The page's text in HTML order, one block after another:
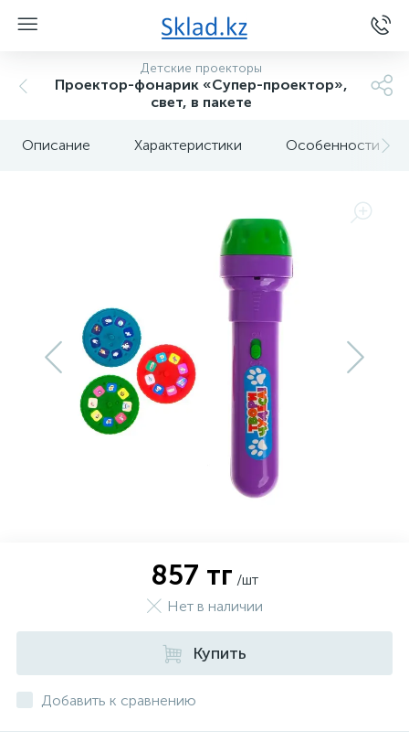
Детские проекторы
Проектор-фонарик «Супер-проектор»,
свет, в пакете
Описание Характеристики Особенности
857 тг /шт
Нет в наличии
Купить
Добавить к сравнению